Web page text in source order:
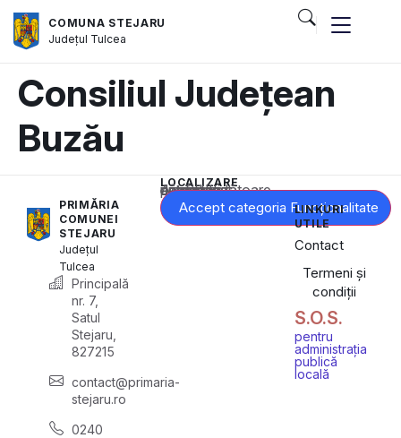
COMUNA STEJARU
Județul Tulcea
Consiliul Județean
Buzău
PRIMĂRIA
COMUNEI
STEJARU
Județul
Tulcea
Principală
nr. 7,
Satul
Stejaru,
827215
contact@primaria-
stejaru.ro
0240
LOCALIZARE
Acest conținut este blocat până când acceptați categoria corespunzătoare de cookie-uri.
Accept categoria Funcționalitate
LINKURI
UTILE
Contact
Termeni și
condiții
S.O.S.
pentru
administrația
publică
locală